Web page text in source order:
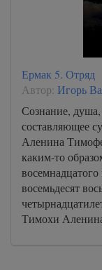
Ермак 5. Отряд
Автор: Игорь
Сознание, душа,
составляющее
Аленина
каким-то
восемьдесят
Тимохи